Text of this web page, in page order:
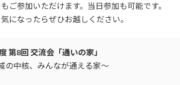
ご参加いただけます。当日参加も可能です。
になったらぜひお越しください。
第8回 交流会「通いの家」
の中核、みんなが通える家～